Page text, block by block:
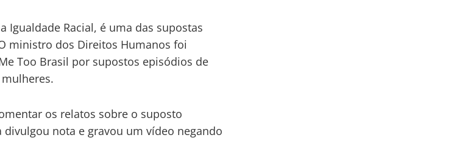
Igualdade Racial, é uma das supostas
ministro dos Direitos Humanos foi
Too Brasil por supostos episódios de
os relatos sobre o suposto
nota e gravou um vídeo negando